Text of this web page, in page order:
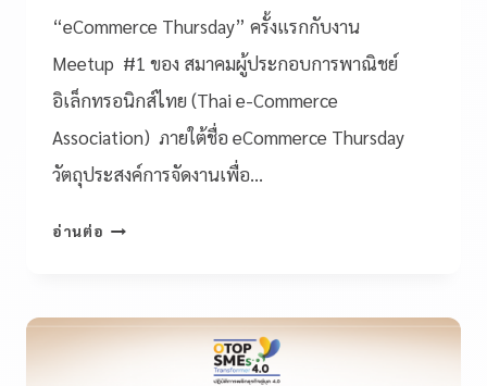
“eCommerce Thursday” ครั้งแรกกับงาน
Meetup #1 ของ สมาคมผู้ประกอบการพาณิชย์
อิเล็กทรอนิกส์ไทย (Thai e-Commerce
Association) ภายใต้ชื่อ eCommerce Thursday
วัตถุประสงค์การจัดงานเพื่อ…
อ่านต่อ